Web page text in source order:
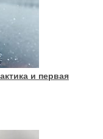
и первая